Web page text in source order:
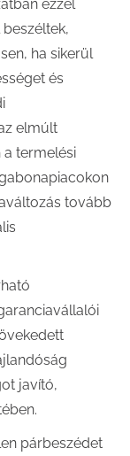
ezzel
ha sikerül
és
elmúlt
termelési
tovább
javító,
párbeszédet